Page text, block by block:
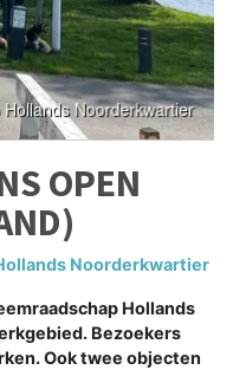
OPEN
Noorderkwartier
Hollands
Bezoekers
Ook twee objecten